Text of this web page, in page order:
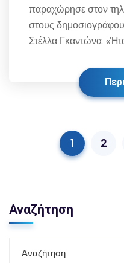
παραχώρησε στον
στους
Στέλλα Γκαντώνα.
1 2
Αναζήτηση